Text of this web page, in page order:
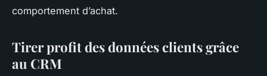
comportement d’achat.
Tirer profit des données clients grâce
au CRM